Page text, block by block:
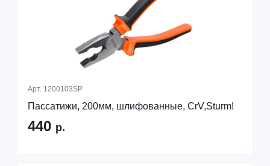
Арт. 1200103SP
Пассатижи, 200мм, шлифованные, CrV,Sturm!
440 р.